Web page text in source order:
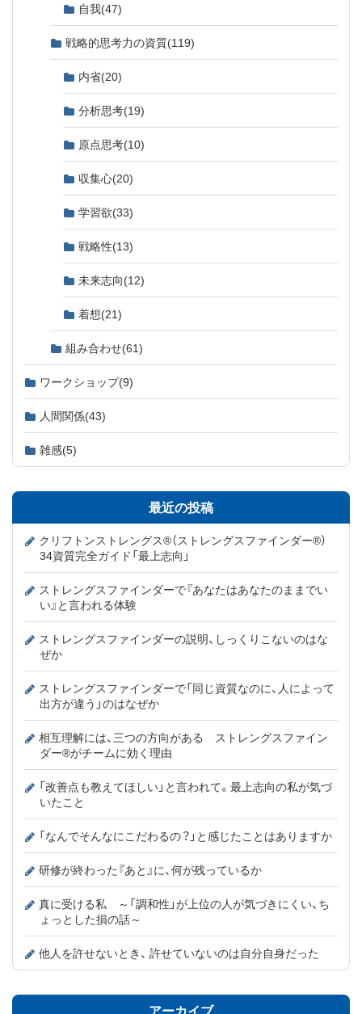
自我(47)
戦略的思考力の資質(119)
内省(20)
分析思考(19)
原点思考(10)
収集心(20)
学習欲(33)
戦略性(13)
未来志向(12)
着想(21)
組み合わせ(61)
ワークショップ(9)
人間関係(43)
雑感(5)
最近の投稿
クリフトンストレングス®（ストレングスファインダー®）
34資質完全ガイド「最上志向」
ストレングスファインダーで『あなたはあなたのままでい
い』と言われる体験
ストレングスファインダーの説明、しっくりこないのはな
ぜか
ストレングスファインダーで「同じ資質なのに、人によって
出方が違う」のはなぜか
相互理解には、三つの方向がある ストレングスファイン
ダー®がチームに効く理由
「改善点も教えてほしい」と言われて。最上志向の私が気づ
いたこと
「なんでそんなにこだわるの？」と感じたことはありますか
研修が終わった『あと』に、何が残っているか
真に受ける私 ～「調和性」が上位の人が気づきにくい、ち
ょっとした損の話～
他人を許せないとき、 許せていないのは自分自身だった
アーカイブ